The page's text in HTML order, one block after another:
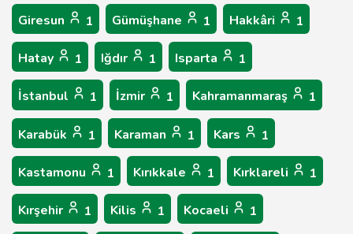
Giresun 1 Gümüşhane 1 Hakkâri 1
Hatay 1 Iğdır 1 Isparta 1
İstanbul 1 İzmir 1 Kahramanmaraş 1
Karabük 1 Karaman 1 Kars 1
Kastamonu 1 Kırıkkale 1 Kırklareli 1
Kırşehir 1 Kilis 1 Kocaeli 1